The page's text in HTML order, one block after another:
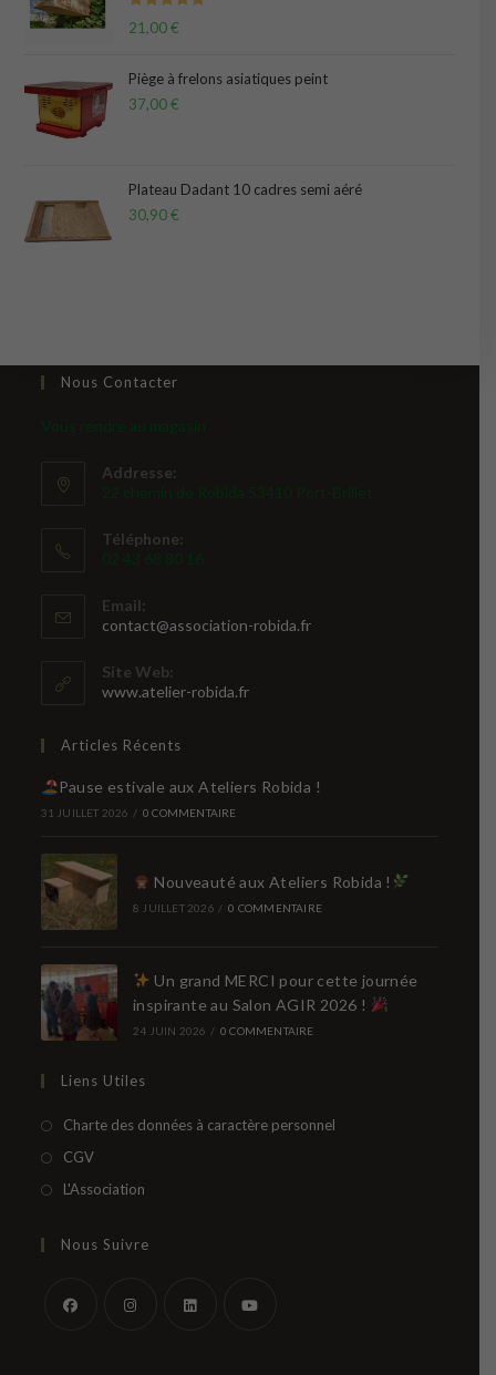
Note 5.00
21,00€
Piège à frelons asiatiques peint
37,00€
Plateau Dadant 10 cadres semi aéré
30,90€
Nous Contacter
Vous rendre au magasin
Addresse:
22 chemin de Robida 53410 Port-Brillet
Téléphone:
02 43 68 80 16
Email:
contact@association-robida.frS’ouvre
Site Web:
www.atelier-robida.fr
Articles Récents
Pause estivale aux Ateliers Robida !
31 JUILLET 2026 / 0 COMMENTAIRE
Nouveauté aux Ateliers Robida !
8 JUILLET 2026 / 0 COMMENTAIRE
Un grand MERCI pour cette journée
inspirante au Salon AGIR 2026 !
24 JUIN 2026 / 0 COMMENTAIRE
Liens Utiles
Charte des données à caractère personnelS’ouvre
CGVS’ouvre
dans
nouvel
L'AssociationS’ouvre
un
onglet
Nous Suivre